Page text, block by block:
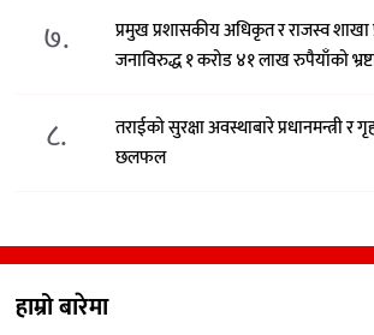
७.
प्रमुख प्रशासकीय अधिकृत र राजस्व
जनाविरुद्ध १ करोड ४१ लाख रुपैयाँको
८.
तराईको सुरक्षा अवस्थाबारे प्रधानमन्त्री र
छलफल
हाम्रो बारेमा